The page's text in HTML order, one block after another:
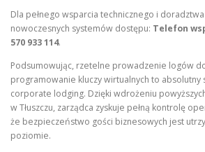
Dla pełnego wsparcia technicznego i
nowoczesnych systemów dostępu: Telefon
570 933 114.
Podsumowując, rzetelne prowadzenie logów
programowanie kluczy wirtualnych to
corporate lodging. Dzięki wdrożeniu
w Tłuszczu, zarządca zyskuje pełną kontrolę
że bezpieczeństwo gości biznesowych jest
poziomie.